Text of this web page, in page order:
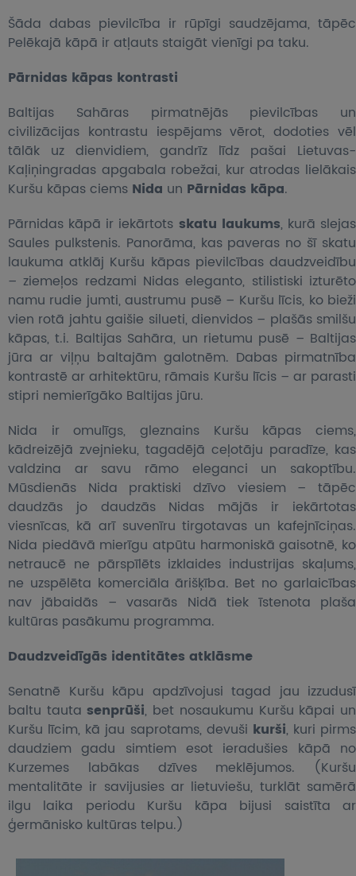
Šāda dabas pievilcība ir rūpīgi saudzējama, tāpēc
Pelēkajā kāpā ir atļauts staigāt vienīgi pa taku.
Pārnidas kāpas kontrasti
Baltijas Sahāras pirmatnējās pievilcības un
civilizācijas kontrastu iespējams vērot, dodoties vēl
tālāk uz dienvidiem, gandrīz līdz pašai Lietuvas-
Kaļiņingradas apgabala robežai, kur atrodas lielākais
Kuršu kāpas ciems Nida un Pārnidas kāpa.
Pārnidas kāpā ir iekārtots skatu laukums, kurā slejas
Saules pulkstenis. Panorāma, kas paveras no šī skatu
laukuma atklāj Kuršu kāpas pievilcības daudzveidību
– ziemeļos redzami Nidas eleganto, stilistiski izturēto
namu rudie jumti, austrumu pusē – Kuršu līcis, ko bieži
vien rotā jahtu gaišie silueti, dienvidos – plašās smilšu
kāpas, t.i. Baltijas Sahāra, un rietumu pusē – Baltijas
jūra ar viļņu baltajām galotnēm. Dabas pirmatnība
kontrastē ar arhitektūru, rāmais Kuršu līcis – ar parasti
stipri nemierīgāko Baltijas jūru.
Nida ir omulīgs, gleznains Kuršu kāpas ciems,
kādreizējā zvejnieku, tagadējā ceļotāju paradīze, kas
valdzina ar savu rāmo eleganci un sakoptību.
Mūsdienās Nida praktiski dzīvo viesiem – tāpēc
daudzās jo daudzās Nidas mājās ir iekārtotas
viesnīcas, kā arī suvenīru tirgotavas un kafejnīciņas.
Nida piedāvā mierīgu atpūtu harmoniskā gaisotnē, ko
netraucē ne pārspīlēts izklaides industrijas skaļums,
ne uzspēlēta komerciāla ārišķība. Bet no garlaicības
nav jābaidās – vasarās Nidā tiek īstenota plaša
kultūras pasākumu programma.
Daudzveidīgās identitātes atklāsme
Senatnē Kuršu kāpu apdzīvojusi tagad jau izzudusī
baltu tautasenprūši, bet nosaukumu Kuršu kāpai un
Kuršu līcim, kā jau saprotams, devuši kurši, kuri pirms
daudziem gadu simtiem esot ieradušies kāpā no
Kurzemes labākas dzīves meklējumos. (Kuršu
mentalitāte ir savijusies ar lietuviešu, turklāt samērā
ilgu laika periodu Kuršu kāpa bijusi saistīta ar
ģermānisko kultūras telpu.)